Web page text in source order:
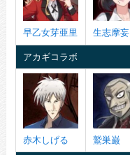
早乙女芽亜里 生志摩妄
アカギコラボ
赤木しげる 鷲巣巌